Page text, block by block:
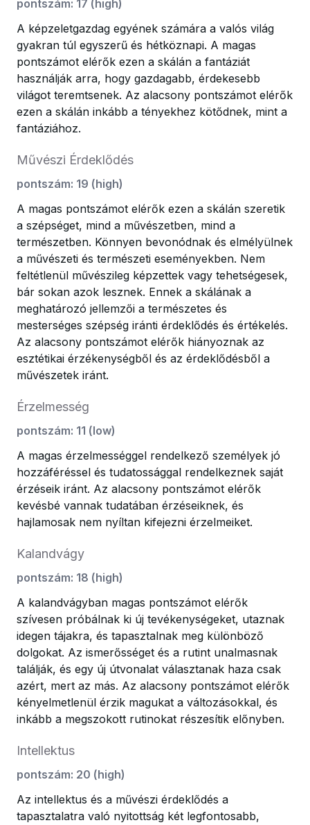
pontszám: 17 ( high)
A képzeletgazdag egyének számára a valós világ
gyakran túl egyszerű és hétköznapi. A magas
pontszámot elérők ezen a skálán a fantáziát
használják arra, hogy gazdagabb, érdekesebb
világot teremtsenek. Az alacsony pontszámot elérők
ezen a skálán inkább a tényekhez kötődnek, mint a
fantáziához.
Művészi Érdeklődés
pontszám: 19 (high)
A magas pontszámot elérők ezen a skálán szeretik
a szépséget, mind a művészetben, mind a
természetben. Könnyen bevonódnak és elmélyülnek
a művészeti és természeti eseményekben. Nem
feltétlenül művészileg képzettek vagy tehetségesek,
bár sokan azok lesznek. Ennek a skálának a
meghatározó jellemzői a természetes és
mesterséges szépség iránti érdeklődés és értékelés.
Az alacsony pontszámot elérők hiányoznak az
esztétikai érzékenységből és az érdeklődésből a
művészetek iránt.
Érzelmesség
pontszám: 11 (low)
A magas érzelmességgel rendelkező személyek jó
hozzáféréssel és tudatossággal rendelkeznek saját
érzéseik iránt. Az alacsony pontszámot elérők
kevésbé vannak tudatában érzéseiknek, és
hajlamosak nem nyíltan kifejezni érzelmeiket.
Kalandvágy
pontszám: 18 (high)
A kalandvágyban magas pontszámot elérők
szívesen próbálnak ki új tevékenységeket, utaznak
idegen tájakra, és tapasztalnak meg különböző
dolgokat. Az ismerősséget és a rutint unalmasnak
találják, és egy új útvonalat választanak haza csak
azért, mert az más. Az alacsony pontszámot elérők
kényelmetlenül érzik magukat a változásokkal, és
inkább a megszokott rutinokat részesítik előnyben.
Intellektus
pontszám: 20 (high)
Az intellektus és a művészi érdeklődés a
tapasztalatra való nyitottság két legfontosabb,